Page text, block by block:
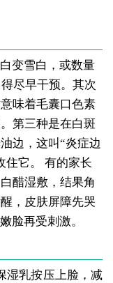
变雪白，或数量
尽早干预。其次
味着毛囊口色素
第三种是在白斑
边，这叫“炎症边
它。
有的家长
醋湿敷，结果角
，皮肤屏障先哭
脸再受刺激。
湿乳按压上脸，减